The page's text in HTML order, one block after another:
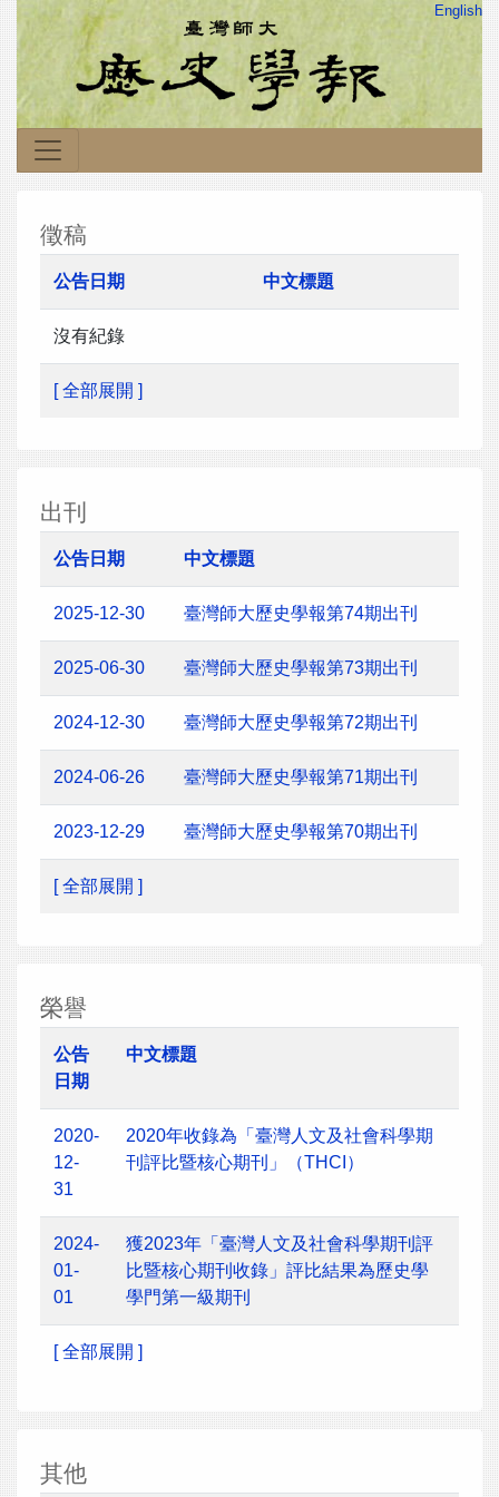
English
徵稿
公告日期 中文標題
沒有紀錄
[ 全部展開 ]
出刊
公告日期 中文標題
2025-12-30 臺灣師大歷史學報第74期出刊
2025-06-30 臺灣師大歷史學報第73期出刊
2024-12-30 臺灣師大歷史學報第72期出刊
2024-06-26 臺灣師大歷史學報第71期出刊
2023-12-29 臺灣師大歷史學報第70期出刊
[ 全部展開 ]
榮譽
公告
日期
中文標題
2020-
12-
31
2020年收錄為「臺灣人文及社會科學期
刊評比暨核心期刊」（THCI）
2024-
01-
01
獲2023年「臺灣人文及社會科學期刊評
比暨核心期刊收錄」評比結果為歷史學
學門第一級期刊
[ 全部展開 ]
其他